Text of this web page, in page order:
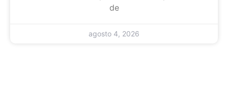
de
agosto 4, 2026